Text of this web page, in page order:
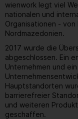
wienwork legt viel
nationalen und
Organisationen - von
Nordmazedonien.
2017 wurde die
abgeschlossen. Ein
Unternehmen und
Hauptstandorten
barrierefreier
und weiteren
geschaffen.